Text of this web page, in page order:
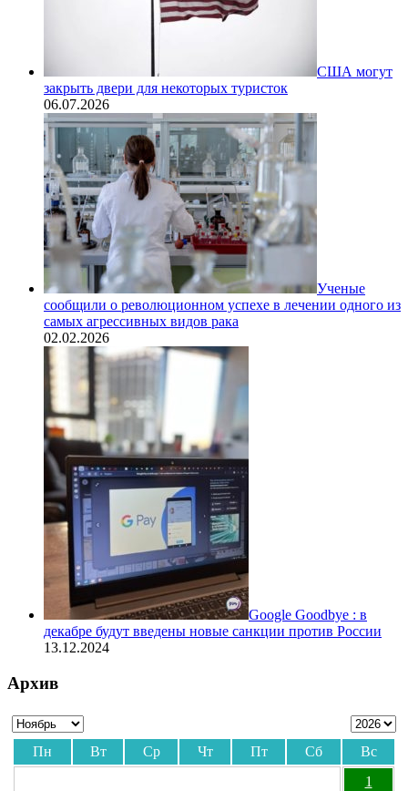
США могут
закрыть двери для некоторых туристок
06.07.2026
Ученые
сообщили о революционном успехе в лечении одного из
самых агрессивных видов рака
02.02.2026
Google Goodbye : в
декабре будут введены новые санкции против России
13.12.2024
Архив
Пн Вт Ср Чт Пт Сб
Вс
1